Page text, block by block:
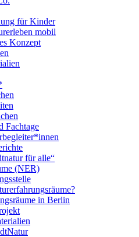
für Kinder
mobil
Konzept
Fachtage
für alle“
(NER)
in Berlin